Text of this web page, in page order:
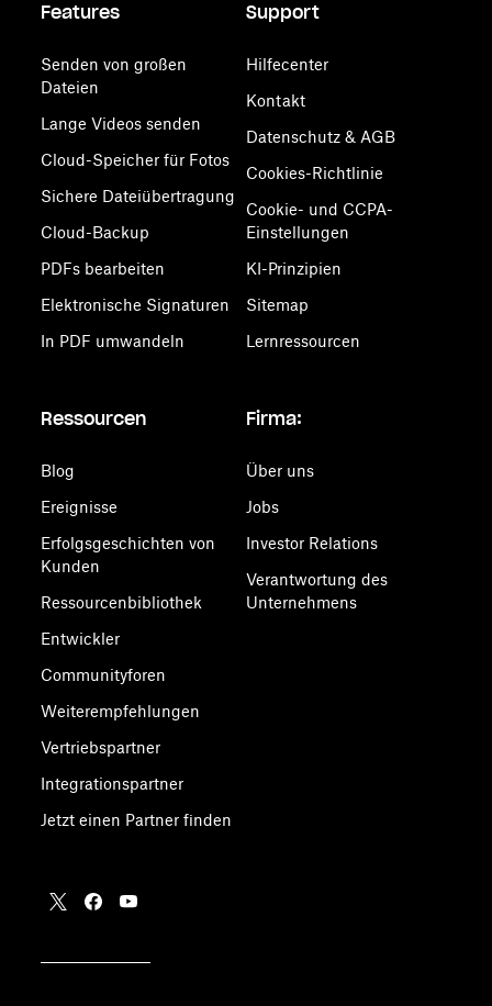
Features
Senden von großen
Dateien
Lange Videos senden
Cloud-Speicher für Fotos
Sichere Dateiübertragung
Cloud-Backup
PDFs bearbeiten
Elektronische Signaturen
In PDF umwandeln
Support
Hilfecenter
Kontakt
Datenschutz & AGB
Cookies-Richtlinie
Cookie- und CCPA-
Einstellungen
KI-Prinzipien
Sitemap
Lernressourcen
Ressourcen
Blog
Ereignisse
Erfolgsgeschichten von
Kunden
Ressourcenbibliothek
Entwickler
Communityforen
Weiterempfehlungen
Vertriebspartner
Integrationspartner
Jetzt einen Partner finden
Firma:
Über uns
Jobs
Investor Relations
Verantwortung des
Unternehmens